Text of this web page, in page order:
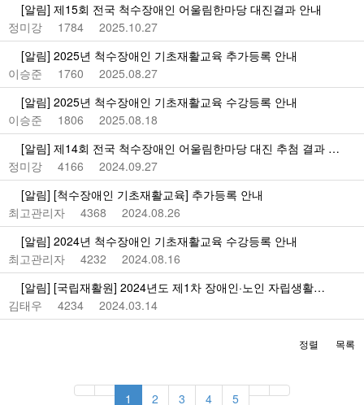
[알림] 제15회 전국 척수장애인 어울림한마당 대진결과 안내
정미강
1784
2025.10.27
[알림] 2025년 척수장애인 기초재활교육 추가등록 안내
이승준
1760
2025.08.27
[알림] 2025년 척수장애인 기초재활교육 수강등록 안내
이승준
1806
2025.08.18
[알림] 제14회 전국 척수장애인 어울림한마당 대진 추첨 결과 …
정미강
4166
2024.09.27
[알림] [척수장애인 기초재활교육] 추가등록 안내
최고관리자
4368
2024.08.26
[알림] 2024년 척수장애인 기초재활교육 수강등록 안내
최고관리자
4232
2024.08.16
[알림] [국립재활원] 2024년도 제1차 장애인·노인 자립생활…
김태우
4234 2024.03.14
정렬 목록
1 2 3 4 5